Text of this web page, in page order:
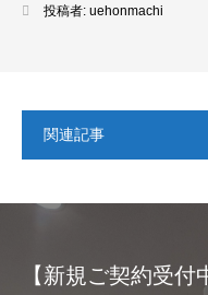
投稿者: uehonmachi
関連記事
【新規ご契約受